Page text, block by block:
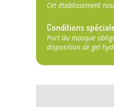
Cet établissement
Conditions
Port du masque
disposition de gel